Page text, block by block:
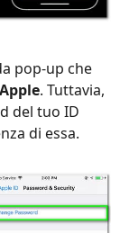
pop‑up che
. Tuttavia,
del tuo ID
di essa.